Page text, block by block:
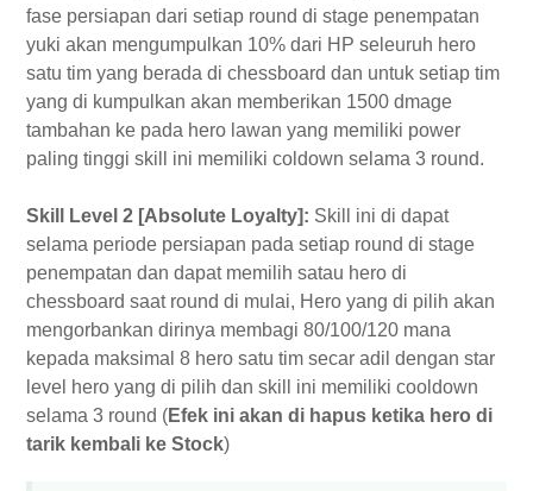
fase persiapan dari setiap round di stage penempatan
yuki akan mengumpulkan 10% dari HP seleuruh hero
satu tim yang berada di chessboard dan untuk setiap tim
yang di kumpulkan akan memberikan 1500 dmage
tambahan ke pada hero lawan yang memiliki power
paling tinggi skill ini memiliki coldown selama 3 round.
Skill Level 2 [Absolute Loyalty]: Skill ini di dapat
selama periode persiapan pada setiap round di stage
penempatan dan dapat memilih satau hero di
chessboard saat round di mulai, Hero yang di pilih akan
mengorbankan dirinya membagi 80/100/120 mana
kepada maksimal 8 hero satu tim secar adil dengan star
level hero yang di pilih dan skill ini memiliki cooldown
selama 3 round (Efek ini akan di hapus ketika hero di
tarik kembali ke Stock)